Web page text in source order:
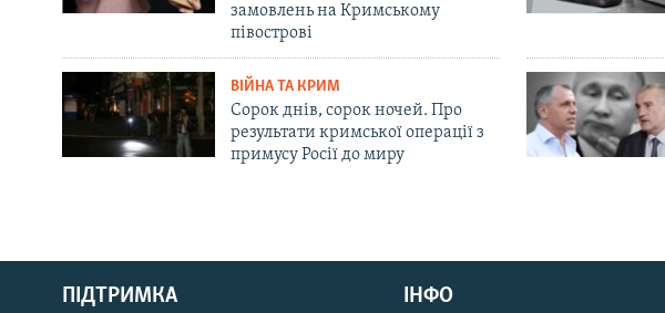
Русский
Qırımtatar
замовлень на Кримському
півострові
ВІЙНА ТА КРИМ
Сорок днів, сорок ночей. Про
результати кримської операції з
примусу Росії до миру
ПІДТРИМКА ІНФО